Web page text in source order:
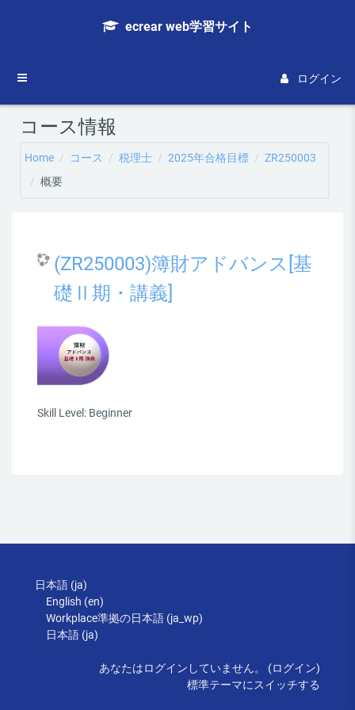
ecrear web学習サイト
ログイン
コース情報
Home コース 税理士 2025年合格目標
ZR250003
概要
(ZR250003)簿財アドバンス[基
礎Ⅱ期・講義]
Skill Level : Beginner
日本語 ‎(ja)‎
English ‎(en)‎
Workplace準拠の日本語 ‎(ja_wp)‎
日本語 ‎(ja)‎
あなたはログインしていません。 (ログイン)
標準テーマにスイッチする